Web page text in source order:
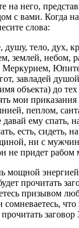
на него,
с вами. Когда
слова:
душу, тело, дух,
землей, небом,
Меркурием,
завладей
объекта) до
мои
пеплом,
ему спать,
есть, сидеть,
ни с
не придет
мощной
прочитать
призывом
что
заговор